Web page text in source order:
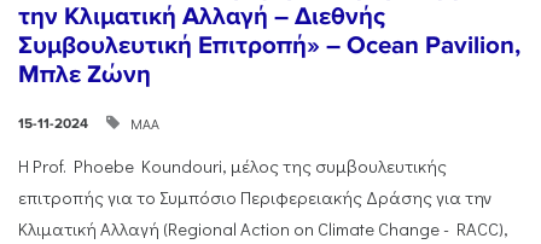
την Κλιματική Αλλαγή – Διεθνής
Συμβουλευτική Επιτροπή» – Ocean Pavilion,
Μπλε Ζώνη
15-11-2024 ΜΑΑ
Η Prof. Phoebe Koundouri, μέλος της συμβουλευτικής
επιτροπής για το Συμπόσιο Περιφερειακής Δράσης για την
Κλιματική Αλλαγή (Regional Action on Climate Change - RACC),